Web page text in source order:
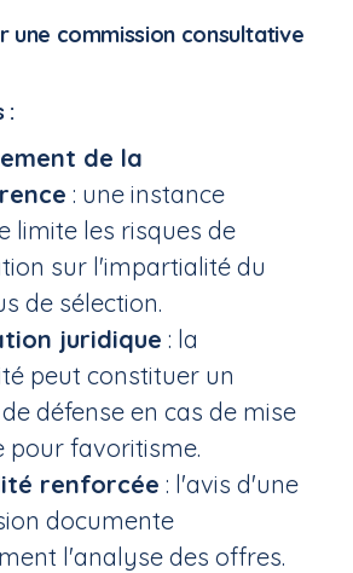
une commission consultative
:
de la
: une instance
limite les risques de
sur l'impartialité du
de sélection.
juridique : la
peut constituer un
défense en cas de mise
pour favoritisme.
renforcée : l'avis d'une
documente
l'analyse des offres.